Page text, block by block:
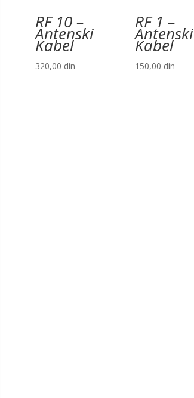
RF 10 –
Antenski
Kabel
320,00 din
RF 1 –
Antenski
Kabel
150,00 din